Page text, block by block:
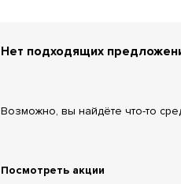
Нет подходящих
Возможно, вы найдёте что-то
Посмотреть акции